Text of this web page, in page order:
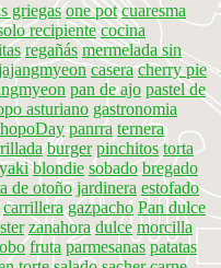
griegas one pot cuaresma
recipiente cocina
regañás mermelada sin
casera cherry pie
pan de ajo pastel de
asturiano gastronomia
panrra ternera
burger pinchitos torta
blondie sobado bregado
de otoño jardinera estofado
carrillera gazpacho Pan dulce
zanahora dulce morcilla
fruta parmesanas patatas